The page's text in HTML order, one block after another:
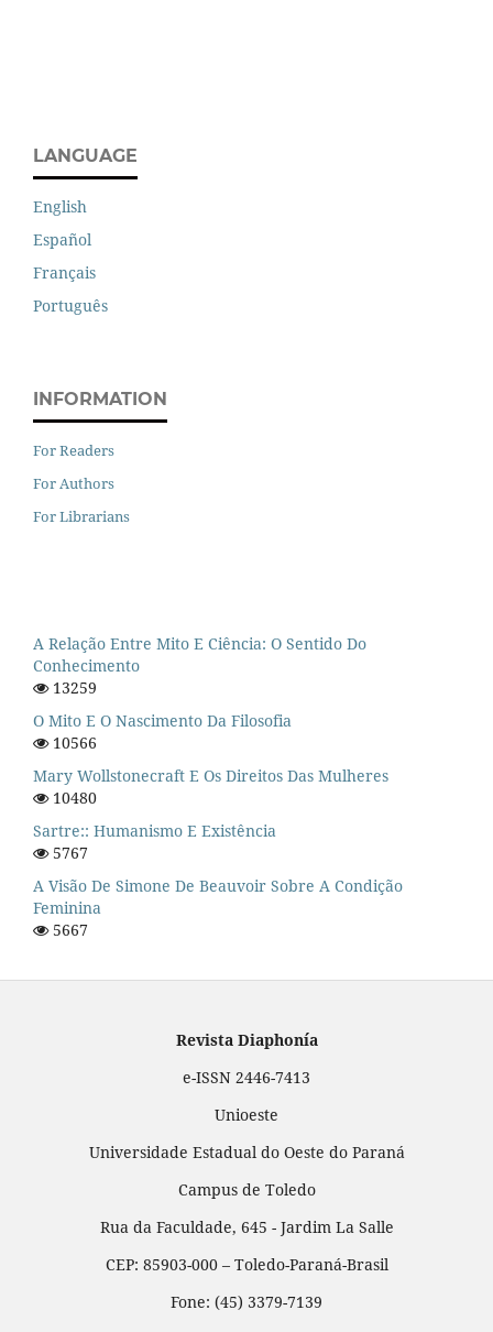
LANGUAGE
English
Español
Français
Português
INFORMATION
For Readers
For Authors
For Librarians
A Relação Entre Mito E Ciência: O Sentido Do
Conhecimento
13259
O Mito E O Nascimento Da Filosofia
10566
Mary Wollstonecraft E Os Direitos Das Mulheres
10480
Sartre:: Humanismo E Existência
5767
A Visão De Simone De Beauvoir Sobre A Condição
Feminina
5667
Revista Diaphonía
e-ISSN 2446-7413
Unioeste
Universidade Estadual do Oeste do Paraná
Campus de Toledo
Rua da Faculdade, 645 - Jardim La Salle
CEP: 85903-000 – Toledo-Paraná-Brasil
Fone: (45) 3379-7139